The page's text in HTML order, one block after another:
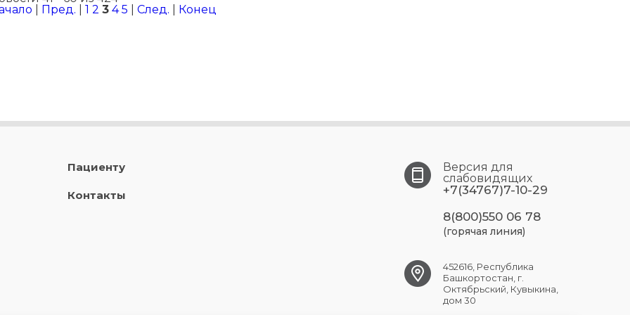
Пред. 1 2 3 4 5 След. Конец
Пациенту
Контакты
Версия для
слабовидящих
+7(34767)7-10-29
8(800)550 06 78
(горячая линия)
452616, Республика
Башкортостан, г.
Октябрьский, Кувыкина,
дом 30